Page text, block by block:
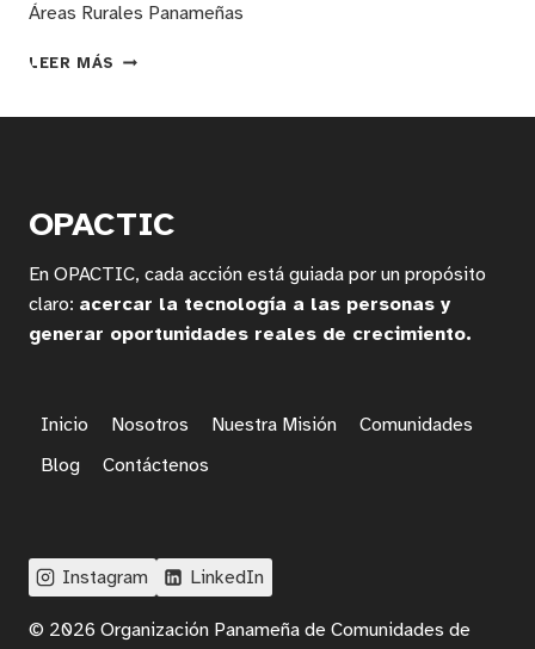
Áreas Rurales Panameñas
LEER MÁS REDES
PARA
PROGRAMACIÓN
EN
COMUNIDADES
RURALES
OPACTIC
En OPACTIC, cada acción está guiada por un propósito
claro: acercar la tecnología a las personas y
generar oportunidades reales de crecimiento.
Inicio Nosotros Nuestra Misión
Comunidades
Blog
Contáctenos
Instagram LinkedIn
© 2026 Organización Panameña de Comunidades de